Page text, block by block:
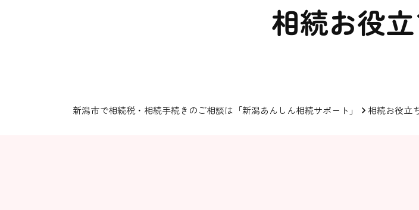
相続お役
新潟市で相続税・相続手続きのご相談は「新潟あんしん相続サポート」 相続お役立